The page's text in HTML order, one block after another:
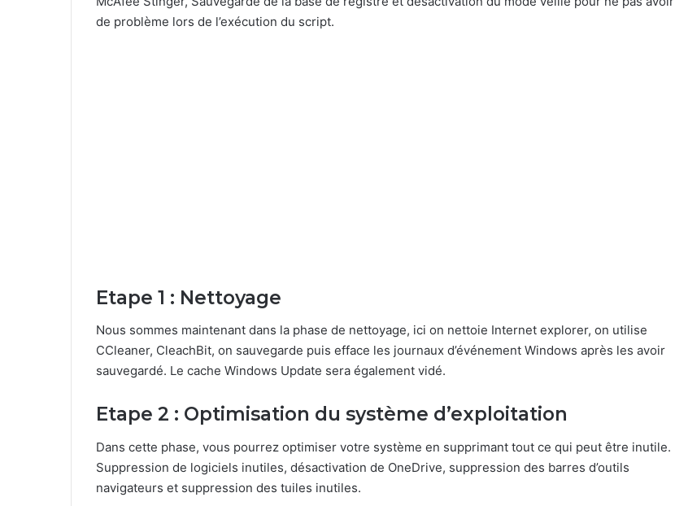
de problème lors de l’exécution du script.
Etape 1 : Nettoyage
Nous sommes maintenant dans la phase de nettoyage, ici on nettoie Internet explorer, on utilise
CCleaner, CleachBit, on sauvegarde puis efface les journaux d’événement Windows après les avoir
sauvegardé. Le cache Windows Update sera également vidé.
Etape 2 : Optimisation du système d’exploitation
Dans cette phase, vous pourrez optimiser votre système en supprimant tout ce qui peut être inutile.
Suppression de logiciels inutiles, désactivation de OneDrive, suppression des barres d’outils
navigateurs et suppression des tuiles inutiles.